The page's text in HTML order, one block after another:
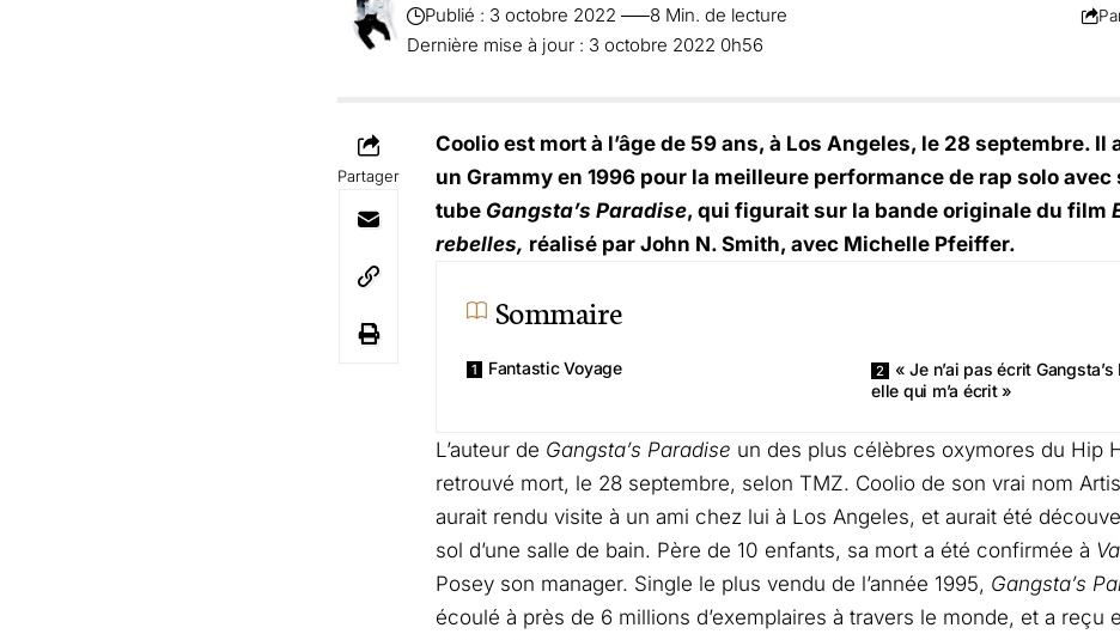
Dernière mise à jour : 3 octobre 2022 0h56
Publié : 3 octobre 2022
8 Min. de lecture
Partager
Coolio est mort à l’âge de 59 ans, à Los Angeles, le 28 septembre. Il
un Grammy en 1996 pour la meilleure performance de rap solo avec
tube Gangsta’s Paradise, qui figurait sur la bande originale du film
rebelles, réalisé par John N. Smith, avec Michelle Pfeiffer.
Sommaire
Fantastic Voyage
« Je n’ai pas écrit Gangsta’s
elle qui m’a écrit »
L’auteur de Gangsta’s Paradise un des plus célèbres oxymores du Hip
retrouvé mort, le 28 septembre, selon TMZ. Coolio de son vrai nom
aurait rendu visite à un ami chez lui à Los Angeles, et aurait été
sol d’une salle de bain. Père de 10 enfants, sa mort a été confirmée à
Posey son manager. Single le plus vendu de l’année 1995, Gangsta’s
écoulé à près de 6 millions d’exemplaires à travers le monde, et a reçu